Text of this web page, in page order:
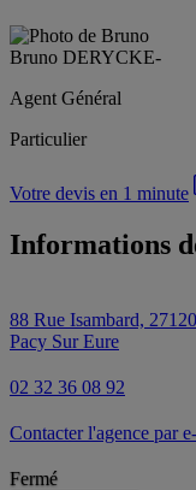
Bruno DERYCKE-
Agent Général
Particulier
Votre devis en 1 minute
Informations
88 Rue Isambard,
Pacy Sur Eure
02 32 36 08 92
Contacter l'agence par
Fermé